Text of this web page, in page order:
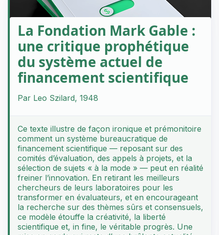
La Fondation Mark Gable :
une critique prophétique
du système actuel de
financement scientifique
Par Leo Szilard, 1948
Ce texte illustre de façon ironique et prémonitoire
comment un système bureaucratique de
financement scientifique — reposant sur des
comités d’évaluation, des appels à projets, et la
sélection de sujets « à la mode » — peut en réalité
freiner l’innovation. En retirant les meilleurs
chercheurs de leurs laboratoires pour les
transformer en évaluateurs, et en encourageant
la recherche sur des thèmes sûrs et consensuels,
ce modèle étouffe la créativité, la liberté
scientifique et, in fine, le véritable progrès. Une